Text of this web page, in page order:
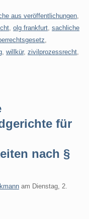
aus veröffentlichungen
olg frankfurt sachliche
willkür, zivilprozessrecht
für
nach §
am Dienstag, 2.